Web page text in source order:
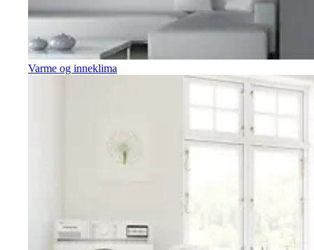
Varme og inneklima